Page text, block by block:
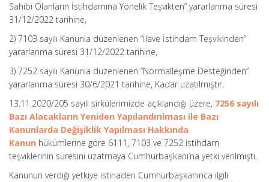
Sahibi Olanların İstihdamına Yönelik Teşvikten” yararlanma süresi
31/12/2022 tarihine,
2) 7103 sayılı Kanunla düzenlenen “İlave İstihdam Teşvikinden”
yararlanma süresi 31/12/2022 tarihine,
3) 7252 sayılı Kanunla düzenlenen “Normalleşme Desteğinden”
yararlanma süresi 30/6/2021 tarihine, Kadar uzatılmıştır.
13.11.2020/205 sayılı sirkülerimizde açıklandığı üzere, 7256 sayılı
Bazı Alacakların Yeniden Yapılandırılması ile Bazı
Kanunlarda Değişiklik Yapılması Hakkında
Kanun hükümlerine göre 6111, 7103 ve 7252 istihdam
teşviklerinin süresini uzatmaya Cumhurbaşkanı’na yetki verilmişti.
Kanunun verdiği yetkiye istinaden Cumhurbaşkanınca ilgili